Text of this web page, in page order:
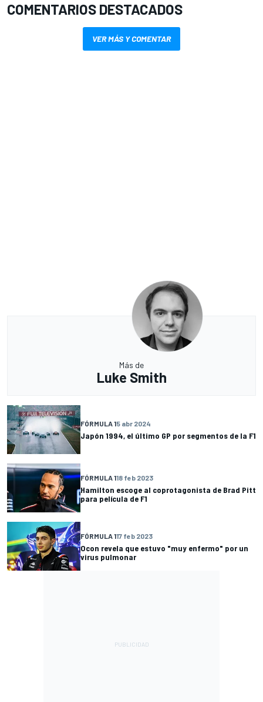
COMENTARIOS DESTACADOS
VER MÁS Y COMENTAR
Más de
Luke Smith
FÓRMULA 15 abr 2024
Japón 1994, el último GP por segmentos de la F1
FÓRMULA 118 feb 2023
Hamilton escoge al coprotagonista de Brad Pitt
para película de F1
FÓRMULA 117 feb 2023
Ocon revela que estuvo "muy enfermo" por un
virus pulmonar